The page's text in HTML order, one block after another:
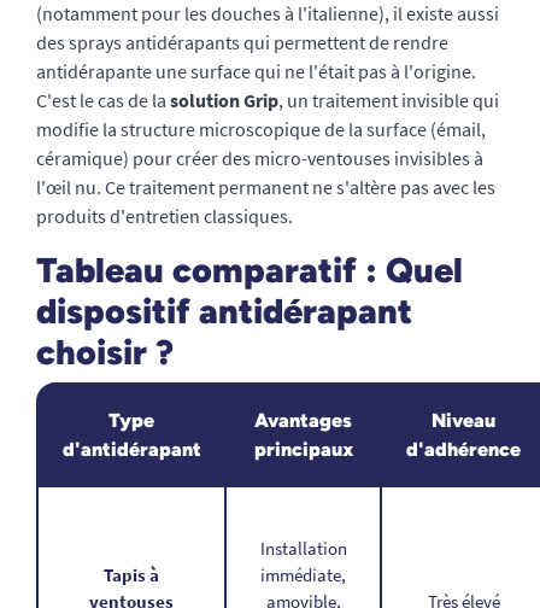
(notamment pour les douches à l'italienne), il existe aussi
des sprays antidérapants qui permettent de rendre
antidérapante une surface qui ne l'était pas à l'origine.
C'est le cas de la solution Grip, un traitement invisible qui
modifie la structure microscopique de la surface (émail,
céramique) pour créer des micro-ventouses invisibles à
l'œil nu. Ce traitement permanent ne s'altère pas avec les
produits d'entretien classiques.
Tableau comparatif : Quel
dispositif antidérapant
choisir ?
Type
d'antidérapant
Avantages
principaux
Niveau
d'adhérence
Tapis à
ventouses
Installation
immédiate,
amovible,
Très élevé